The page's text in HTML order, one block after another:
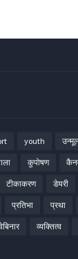
youth
कुपोषण
टीकाकरण डेयरी
प्रतिभा प्रथा
व्यक्तित्व